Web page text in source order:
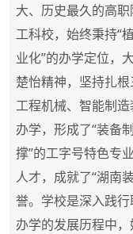
大、历史最久的高
工科校，始终秉持“
业化”的办学定位，
楚怡精神，坚持扎
工程机械、智能制
办学，形成了“装备
撑”的工字号特色专
人才，成就了“湖南
誉。学校是深入践
办学的发展历程中